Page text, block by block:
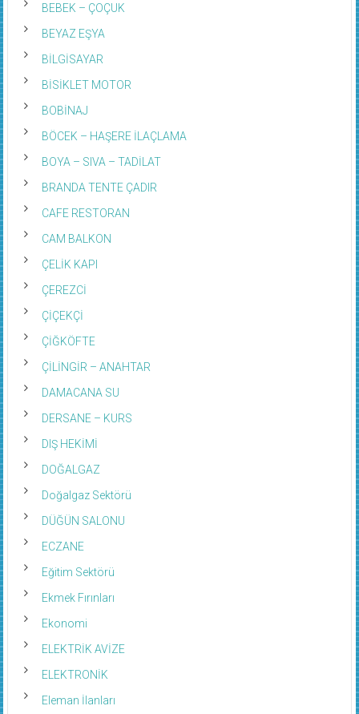
BEBEK – ÇOÇUK
BEYAZ EŞYA
BİLGİSAYAR
BİSİKLET MOTOR
BOBİNAJ
BÖCEK – HAŞERE İLAÇLAMA
BOYA – SIVA – TADİLAT
BRANDA TENTE ÇADIR
CAFE RESTORAN
CAM BALKON
ÇELİK KAPI
ÇEREZCİ
ÇİÇEKÇİ
ÇİĞKÖFTE
ÇİLİNGİR – ANAHTAR
DAMACANA SU
DERSANE – KURS
DIŞ HEKİMİ
DOĞALGAZ
Doğalgaz Sektörü
DÜĞÜN SALONU
ECZANE
Eğitim Sektörü
Ekmek Fırınları
Ekonomi
ELEKTRİK AVİZE
ELEKTRONİK
Eleman İlanları